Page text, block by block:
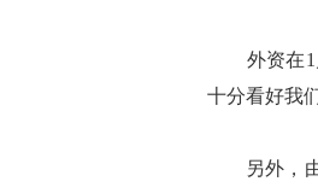
外资在1月
十分看好我
另外，由